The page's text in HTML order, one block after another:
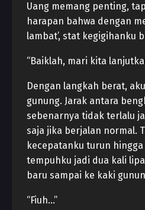
Uang memang penting,
harapan bahwa dengan
lambat’, stat kegigihanku
“Baiklah, mari kita
Dengan langkah berat,
gunung. Jarak antara
sebenarnya tidak terlalu
saja jika berjalan normal.
kecepatanku turun hingga
tempuhku jadi dua kali
baru sampai ke kaki
“Fiuh…”